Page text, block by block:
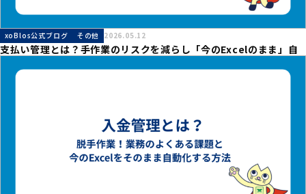
xoBlos公式ブログ その他 2026.05.12
支払い管理とは？手作業のリスクを減らし「今のExcelのまま」自